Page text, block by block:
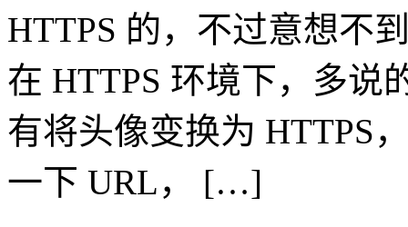
HTTPS 的，不过意想不
在 HTTPS 环境下，多说
有将头像变换为 HTTPS
一下 URL， […]